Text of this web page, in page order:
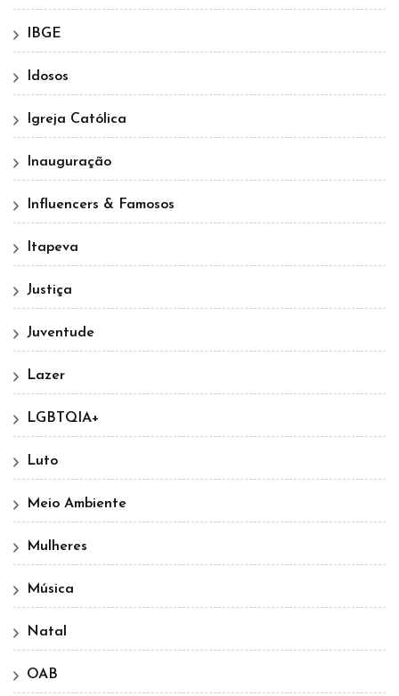
IBGE
Idosos
Igreja Católica
Inauguração
Influencers & Famosos
Itapeva
Justiça
Juventude
Lazer
LGBTQIA+
Luto
Meio Ambiente
Mulheres
Música
Natal
OAB